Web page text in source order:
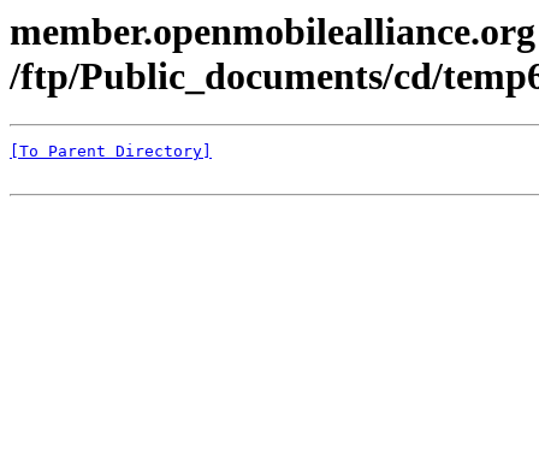
/ftp/Public_documents/cd/
[To Parent Directory]